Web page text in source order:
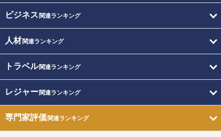
ビジネス 関連ランキング
人材関連ランキング
トラベル関連ランキング
レジャー関連ランキング
専門家評価関連ランキング